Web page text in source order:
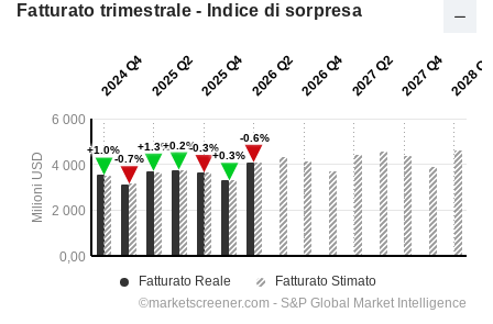
Fatturato trimestrale - Indice di sorpresa